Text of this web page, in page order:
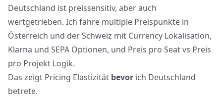
Deutschland ist preissensitiv, aber auch
wertgetrieben. Ich fahre multiple Preispunkte in
Österreich und der Schweiz mit Currency Lokalisation,
Klarna und SEPA Optionen, und Preis pro Seat vs Preis
pro Projekt Logik.
Das zeigt Pricing Elastizität bevor ich Deutschland
betrete.